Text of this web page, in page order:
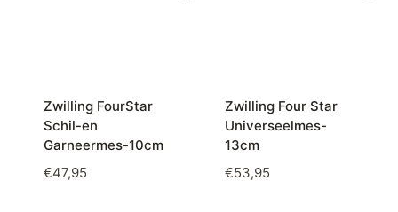
Zwilling FourStar
Schil-en
Garneermes-10cm
€47,95
Zwilling Four Star
Universeelmes-
13cm
€53,95